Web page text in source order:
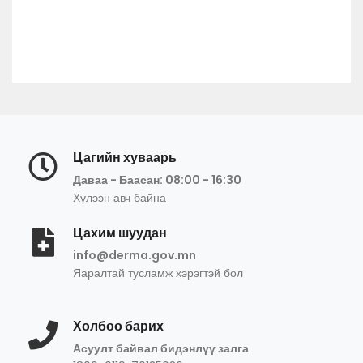
Цагийн хуваарь
Даваа - Баасан: 08:00 - 16:30
Хүлээн авч байна
Цахим шуудан
info@derma.gov.mn
Яаралтай тусламж хэрэгтэй бол
Холбоо барих
Асуулт байвал бидэнлүү залга